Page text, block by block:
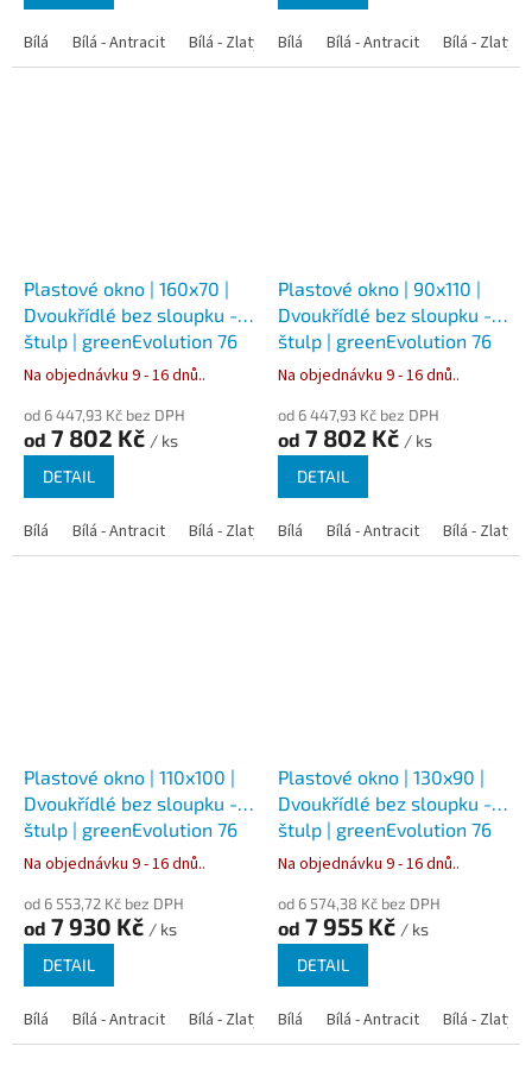
Bílá Bílá - Antracit Bílá - Zlatý dub Bílá - Tmavý dub Bílá -
Bílá Bílá - Antracit Bílá - Zlatý
Plastové okno | 160x70 |
Dvoukřídlé bez sloupku -
štulp | greenEvolution 76
Na objednávku 9 - 16 dnů..
od 6 447,93 Kč bez DPH
od 7 802 Kč / ks
DETAIL
Bílá Bílá - Antracit Bílá - Zlatý dub Bílá - Tmavý dub Bílá -
Plastové okno | 90x110 |
Dvoukřídlé bez sloupku -
štulp | greenEvolution 76
Na objednávku 9 - 16 dnů..
od 6 447,93 Kč bez DPH
od 7 802 Kč / ks
DETAIL
Bílá Bílá - Antracit Bílá - Zlatý
Plastové okno | 110x100 |
Dvoukřídlé bez sloupku -
štulp | greenEvolution 76
Na objednávku 9 - 16 dnů..
od 6 553,72 Kč bez DPH
od 7 930 Kč / ks
DETAIL
Bílá Bílá - Antracit Bílá - Zlatý dub Bílá - Tmavý dub Bílá -
Plastové okno | 130x90 |
Dvoukřídlé bez sloupku -
štulp | greenEvolution 76
Na objednávku 9 - 16 dnů..
od 6 574,38 Kč bez DPH
od 7 955 Kč / ks
DETAIL
Bílá Bílá - Antracit Bílá - Zlatý